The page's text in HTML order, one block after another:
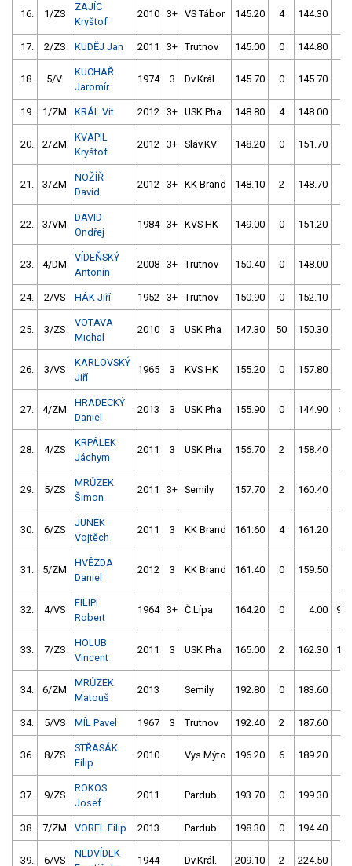
16. 1/ZS
ZAJÍC
Kryštof
2010 3+ VS Tábor 145.20 4 144.30
17. 2/ZS KUDĚJ Jan 2011 3+ Trutnov 145.00 0 144.80
18. 5/V
KUCHAŘ
Jaromír
1974 3 Dv.Král. 145.70 0 145.70
19. 1/ZM KRÁL Vít 2012 3+ USK Pha 148.80 4 148.00
20. 2/ZM
KVAPIL
Kryštof
2012 3+ Sláv.KV 148.20 0 151.70
21. 3/ZM
NOŽÍŘ
David
2012 3+ KK Brand 148.10 2 148.70
22. 3/VM
DAVID
Ondřej
1984 3+ KVS HK 149.00 0 151.20
23. 4/DM
VÍDEŇSKÝ
Antonín
2008 3+ Trutnov 150.40 0 148.00
24. 2/VS HÁK Jiří 1952 3+ Trutnov 150.90 0 152.10
25. 3/ZS
VOTAVA
Michal
2010 3 USK Pha 147.30 50 150.30
26. 3/VS
KARLOVSKÝ
Jiří
1965 3 KVS HK 155.20 0 157.80
27. 4/ZM
HRADECKÝ
Daniel
2013 3 USK Pha 155.90 0 144.90 52
28. 4/ZS
KRPÁLEK
Jáchym
2011 3 USK Pha 156.70 2 158.40
29. 5/ZS
MRŮZEK
Šimon
2011 3+ Semily 157.70 2 160.40
30. 6/ZS
JUNEK
Vojtěch
2011 3 KK Brand 161.60 4 161.20
31. 5/ZM
HVĚZDA
Daniel
2012 3 KK Brand 161.40 0 159.50
32. 4/VS
FILIPI
Robert
1964 3+ Č.Lípa 164.20 0 4.00 999
33. 7/ZS
HOLUB
Vincent
2011 3 USK Pha 165.00 2 162.30 100
34. 6/ZM
MRŮZEK
Matouš
2013 Semily 192.80 0 183.60
34. 5/VS MÍL Pavel 1967 3 Trutnov 192.40 2 187.60
36. 8/ZS
STŘASÁK
Filip
2010 Vys.Mýto 196.20 6 189.20
37. 9/ZS
ROKOS
Josef
2011 Pardub. 193.70 0 199.30
38. 7/ZM VOREL Filip 2013 Pardub. 198.30 0 194.40
39. 6/VS
NEDVÍDEK
1944 Dv.Král. 209.10 2 224.50